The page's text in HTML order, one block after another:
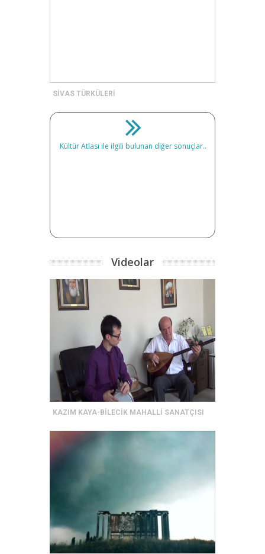
SİVAS TÜRKÜLERİ
Kültür Atlası ile ilgili bulunan diğer sonuçlar..
Videolar
KAZIM KAYA-BİLECİK MAHALLİ SANATÇISI